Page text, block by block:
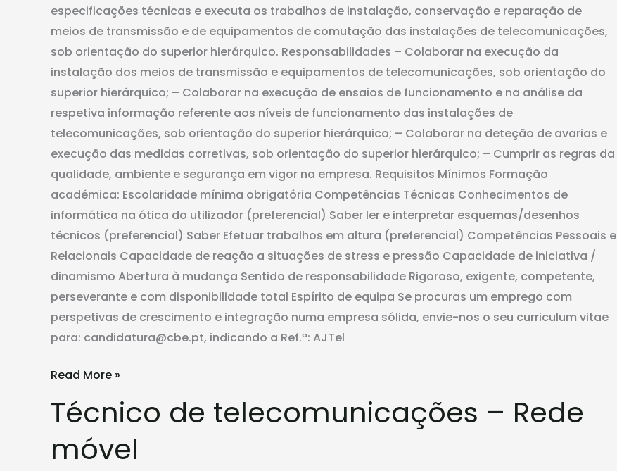
especificações técnicas e executa os trabalhos de instalação, conservação e reparação de
meios de transmissão e de equipamentos de comutação das instalações de telecomunicações,
sob orientação do superior hierárquico. Responsabilidades – Colaborar na execução da
instalação dos meios de transmissão e equipamentos de telecomunicações, sob orientação do
superior hierárquico; – Colaborar na execução de ensaios de funcionamento e na análise da
respetiva informação referente aos níveis de funcionamento das instalações de
telecomunicações, sob orientação do superior hierárquico; – Colaborar na deteção de avarias e
execução das medidas corretivas, sob orientação do superior hierárquico; – Cumprir as regras da
qualidade, ambiente e segurança em vigor na empresa. Requisitos Mínimos Formação
académica: Escolaridade mínima obrigatória Competências Técnicas Conhecimentos de
informática na ótica do utilizador (preferencial) Saber ler e interpretar esquemas/desenhos
técnicos (preferencial) Saber Efetuar trabalhos em altura (preferencial) Competências Pessoais e
Relacionais Capacidade de reação a situações de stress e pressão Capacidade de iniciativa /
dinamismo Abertura à mudança Sentido de responsabilidade Rigoroso, exigente, competente,
perseverante e com disponibilidade total Espírito de equipa Se procuras um emprego com
perspetivas de crescimento e integração numa empresa sólida, envie-nos o seu curriculum vitae
para: candidatura@cbe.pt, indicando a Ref.ª: AJTel
Read More »
Técnico de telecomunicações – Rede
móvel
Técnico
de
telecomunicações